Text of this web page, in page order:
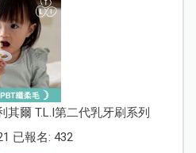
其爾 T.L.I第二代乳牙刷系列
已報名: 432